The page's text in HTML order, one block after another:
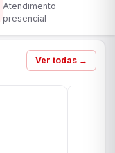
Atendimento
presencial
Ver todas →